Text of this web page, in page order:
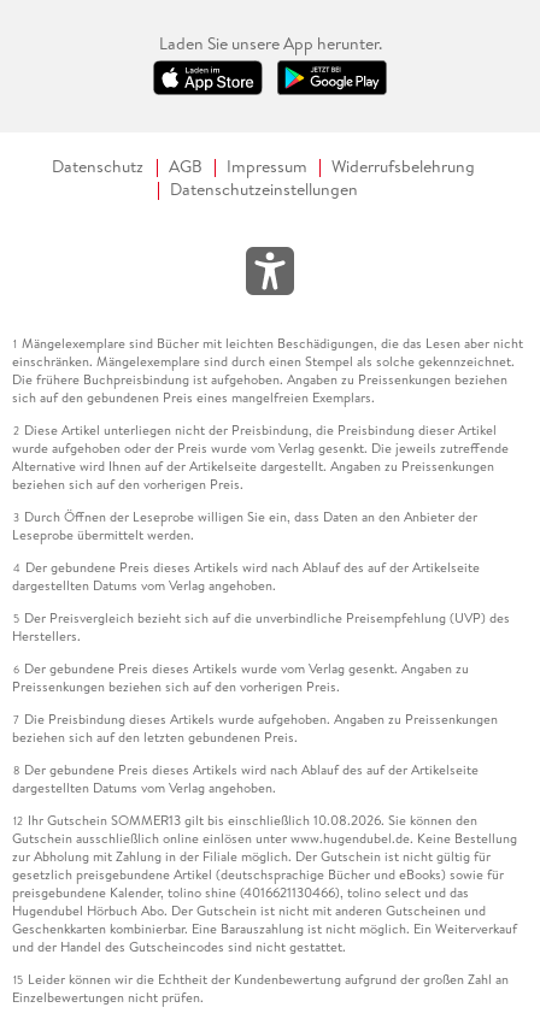
Laden Sie unsere App herunter.
Datenschutz AGB Impressum
Widerrufsbelehrung
Datenschutzeinstellungen
1 Mängelexemplare sind Bücher mit leichten Beschädigungen, die das Lesen aber nicht
einschränken. Mängelexemplare sind durch einen Stempel als solche gekennzeichnet.
Die frühere Buchpreisbindung ist aufgehoben. Angaben zu Preissenkungen beziehen
sich auf den gebundenen Preis eines mangelfreien Exemplars.
2 Diese Artikel unterliegen nicht der Preisbindung, die Preisbindung dieser Artikel
wurde aufgehoben oder der Preis wurde vom Verlag gesenkt. Die jeweils zutreffende
Alternative wird Ihnen auf der Artikelseite dargestellt. Angaben zu Preissenkungen
beziehen sich auf den vorherigen Preis.
3 Durch Öffnen der Leseprobe willigen Sie ein, dass Daten an den Anbieter der
Leseprobe übermittelt werden.
4 Der gebundene Preis dieses Artikels wird nach Ablauf des auf der Artikelseite
dargestellten Datums vom Verlag angehoben.
5 Der Preisvergleich bezieht sich auf die unverbindliche Preisempfehlung (UVP) des
Herstellers.
6 Der gebundene Preis dieses Artikels wurde vom Verlag gesenkt. Angaben zu
Preissenkungen beziehen sich auf den vorherigen Preis.
7 Die Preisbindung dieses Artikels wurde aufgehoben. Angaben zu Preissenkungen
beziehen sich auf den letzten gebundenen Preis.
8 Der gebundene Preis dieses Artikels wird nach Ablauf des auf der Artikelseite
dargestellten Datums vom Verlag angehoben.
12 Ihr Gutschein SOMMER13 gilt bis einschließlich 10.08.2026. Sie können den
Gutschein ausschließlich online einlösen unter www.hugendubel.de. Keine Bestellung
zur Abholung mit Zahlung in der Filiale möglich. Der Gutschein ist nicht gültig für
gesetzlich preisgebundene Artikel (deutschsprachige Bücher und eBooks) sowie für
preisgebundene Kalender, tolino shine (4016621130466), tolino select und das
Hugendubel Hörbuch Abo. Der Gutschein ist nicht mit anderen Gutscheinen und
Geschenkkarten kombinierbar. Eine Barauszahlung ist nicht möglich. Ein Weiterverkauf
und der Handel des Gutscheincodes sind nicht gestattet.
15 Leider können wir die Echtheit der Kundenbewertung aufgrund der großen Zahl an
Einzelbewertungen nicht prüfen.